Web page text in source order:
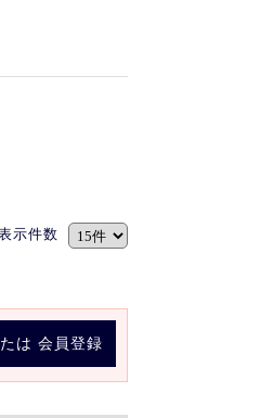
示件数
は 会員登録